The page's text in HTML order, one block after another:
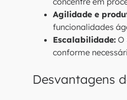
Agilidade e
funcionalidades
Escalabilidade: O
conforme
Desvantagens